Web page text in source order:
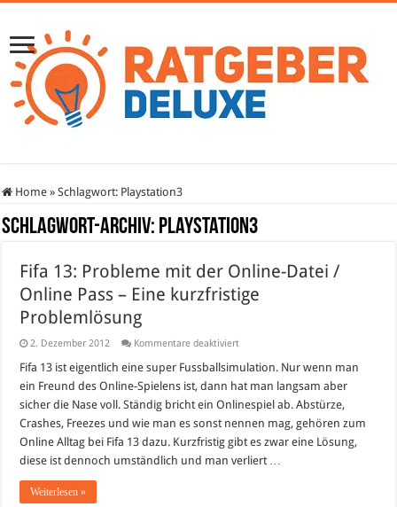
Home » Schlagwort: Playstation3
Schlagwort-Archiv: Playstation3
Fifa 13: Probleme mit der Online-Datei /
Online Pass – Eine kurzfristige
Problemlösung
2. Dezember 2012 Kommentare deaktiviertfür
13:
mit
der
Online-
Datei
/
Online
Pass
Fifa 13 ist eigentlich eine super Fussballsimulation. Nur wenn man
ein Freund des Online-Spielens ist, dann hat man langsam aber
sicher die Nase voll. Ständig bricht ein Onlinespiel ab. Abstürze,
Crashes, Freezes und wie man es sonst nennen mag, gehören zum
Online Alltag bei Fifa 13 dazu. Kurzfristig gibt es zwar eine Lösung,
diese ist dennoch umständlich und man verliert …
Weiterlesen »